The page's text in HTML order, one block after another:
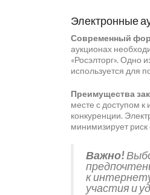
Электронные
Современный
аукционах
«Росэлторг». Одно
используется для
Преимущества
месте с доступом к
конкуренции.
минимизирует
Важно!
к
участия и